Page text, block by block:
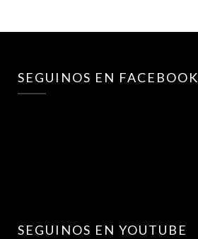
SEGUINOS EN FACEBOOK
SEGUINOS EN YOUTUBE